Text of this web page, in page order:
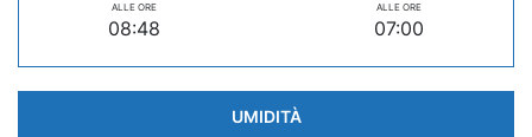
ALLE ORE
08:48
ALLE ORE
07:00
UMIDITÀ